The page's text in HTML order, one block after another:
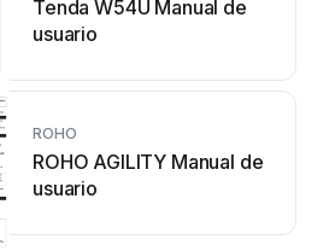
Tenda W54U Manual de
usuario
ROHO
ROHO AGILITY Manual de
usuario